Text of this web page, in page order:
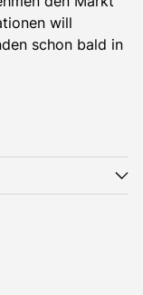
will
schon bald in